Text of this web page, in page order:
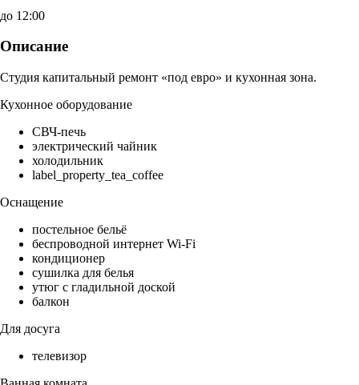
до 12:00
Описание
Студия капитальный ремонт «под евро» и кухонная зона.
Кухонное оборудование
СВЧ-печь
электрический чайник
холодильник
label_property_tea_coffee
Оснащение
постельное бельё
беспроводной интернет Wi-Fi
кондиционер
сушилка для белья
утюг с гладильной доской
балкон
Для досуга
телевизор